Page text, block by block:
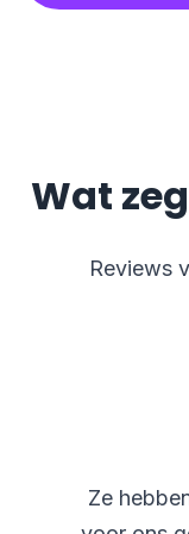
Wat
Reviews
Ze